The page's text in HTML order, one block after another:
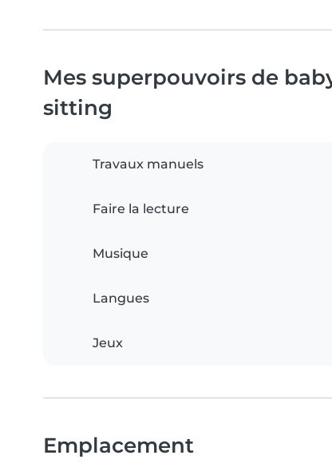
Mes superpouvoirs de
sitting
Travaux manuels
Faire la lecture
Musique
Langues
Jeux
Emplacement